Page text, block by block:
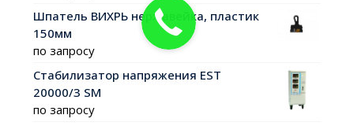
Шпатель ВИХРЬ нержавейка, пластик
150мм
по запросу
Стабилизатор напряжения EST
20000/3 SM
по запросу